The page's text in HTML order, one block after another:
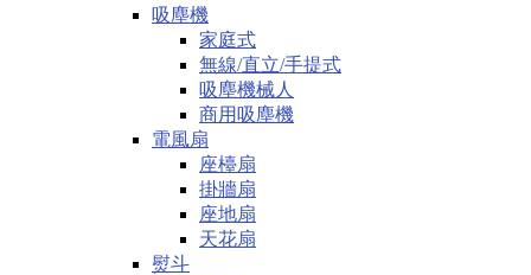
吸塵機
家庭式
無線/直立/手提式
吸塵機械人
商用吸塵機
電風扇
座檯扇
掛牆扇
座地扇
天花扇
熨斗